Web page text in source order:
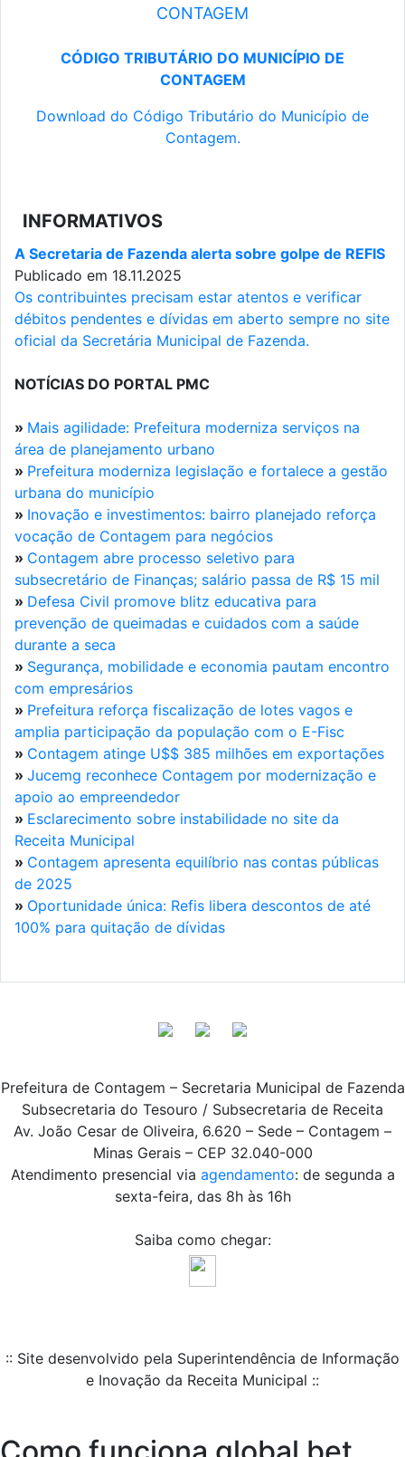
CONTAGEM
CÓDIGO TRIBUTÁRIO DO MUNICÍPIO DE
CONTAGEM
Download do Código Tributário do Município de
Contagem.
INFORMATIVOS
A Secretaria de Fazenda alerta sobre golpe de REFIS
Publicado em 18.11.2025
Os contribuintes precisam estar atentos e verificar
débitos pendentes e dívidas em aberto sempre no site
oficial da Secretária Municipal de Fazenda.
NOTÍCIAS DO PORTAL PMC
» Mais agilidade: Prefeitura moderniza serviços na
área de planejamento urbano
» Prefeitura moderniza legislação e fortalece a gestão
urbana do município
» Inovação e investimentos: bairro planejado reforça
vocação de Contagem para negócios
» Contagem abre processo seletivo para
subsecretário de Finanças; salário passa de R$ 15 mil
» Defesa Civil promove blitz educativa para
prevenção de queimadas e cuidados com a saúde
durante a seca
» Segurança, mobilidade e economia pautam encontro
com empresários
» Prefeitura reforça fiscalização de lotes vagos e
amplia participação da população com o E-Fisc
» Contagem atinge U$$ 385 milhões em exportações
» Jucemg reconhece Contagem por modernização e
apoio ao empreendedor
» Esclarecimento sobre instabilidade no site da
Receita Municipal
» Contagem apresenta equilíbrio nas contas públicas
de 2025
» Oportunidade única: Refis libera descontos de até
100% para quitação de dívidas
Prefeitura de Contagem – Secretaria Municipal de Fazenda
Subsecretaria do Tesouro / Subsecretaria de Receita
Av. João Cesar de Oliveira, 6.620 – Sede – Contagem –
Minas Gerais – CEP 32.040-000
Atendimento presencial via agendamento: de segunda a
sexta-feira, das 8h às 16h
Saiba como chegar:
:: Site desenvolvido pela Superintendência de Informação
e Inovação da Receita Municipal ::